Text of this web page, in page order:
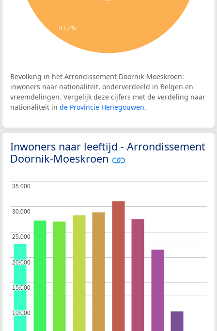
81,7%
Bevolking in het Arrondissement Doornik-Moeskroen:
inwoners naar nationaliteit, onderverdeeld in Belgen en
vreemdelingen. Vergelijk deze cijfers met de verdeling naar
nationaliteit in de Provincie Henegouwen.
Inwoners naar leeftijd - Arrondissement
Doornik-Moeskroen
10.000
10.000
15.000
15.000
20.000
20.000
25.000
25.000
30.000
30.000
35.000
35.000